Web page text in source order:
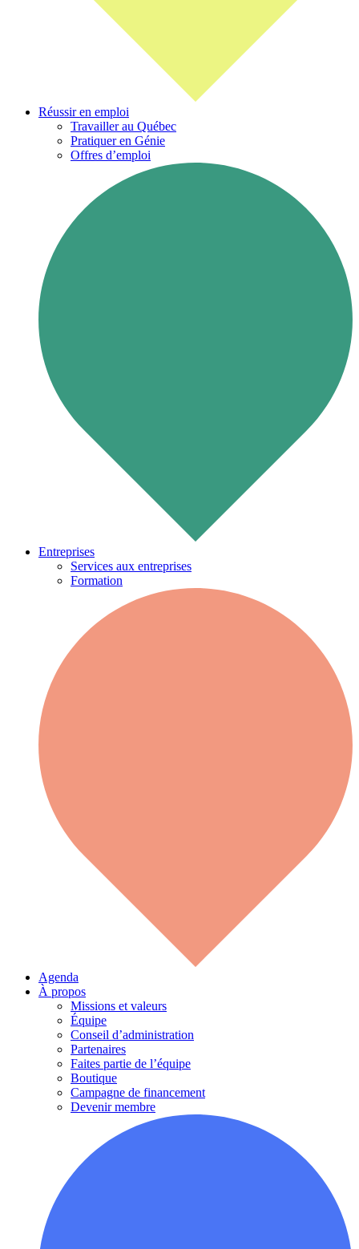
Réussir en emploi
Travailler au Québec
Pratiquer en Génie
Offres d’emploi
Entreprises
Services aux entreprises
Formation
Agenda
À propos
Missions et valeurs
Équipe
Conseil d’administration
Partenaires
Faites partie de l’équipe
Boutique
Campagne de financement
Devenir membre